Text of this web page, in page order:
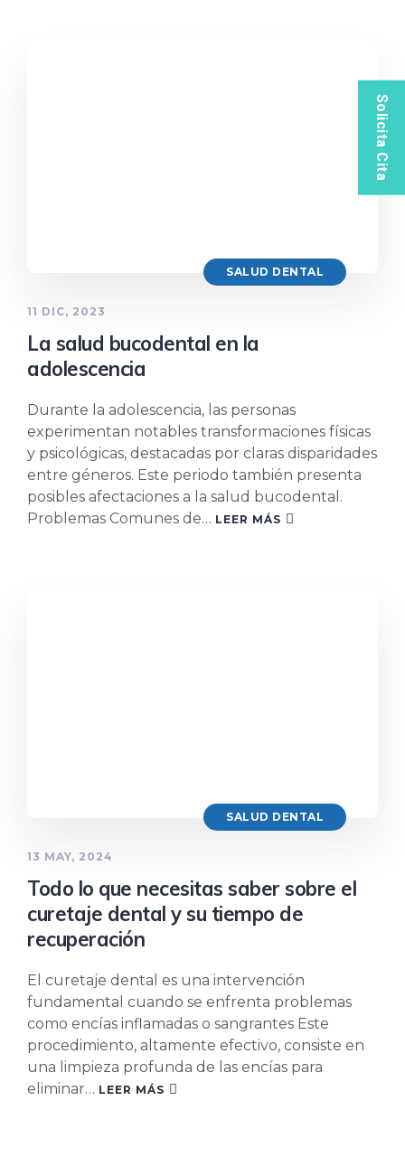
SALUD DENTAL
11 DIC, 2023
La salud bucodental en la
adolescencia
Durante la adolescencia, las personas
experimentan notables transformaciones físicas
y psicológicas, destacadas por claras disparidades
entre géneros. Este periodo también presenta
posibles afectaciones a la salud bucodental.
Problemas Comunes de… LEER MÁS
SALUD DENTAL
13 MAY, 2024
Todo lo que necesitas saber sobre el
curetaje dental y su tiempo de
recuperación
El curetaje dental es una intervención
fundamental cuando se enfrenta problemas
como encías inflamadas o sangrantes Este
procedimiento, altamente efectivo, consiste en
una limpieza profunda de las encías para
eliminar… LEER MÁS
Solicita Cita